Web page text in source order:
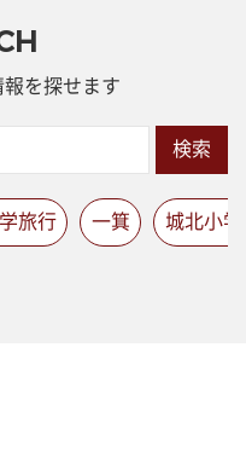
を探せます
検索
旅行 一箕 城北小